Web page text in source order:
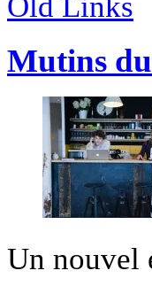
Mutins
Un nouvel